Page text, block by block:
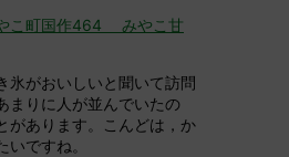
こ町国作464 みやこ甘
氷がおいしいと聞いて訪問
まりに人が並んでいたの
があります。こんどは，か
いですね。